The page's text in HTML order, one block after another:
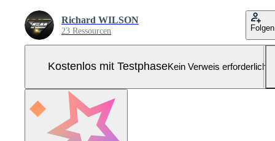
Richard WILSON
23 Ressourcen Folgen
Kostenlos mit TestphaseKein Verweis erforderlich